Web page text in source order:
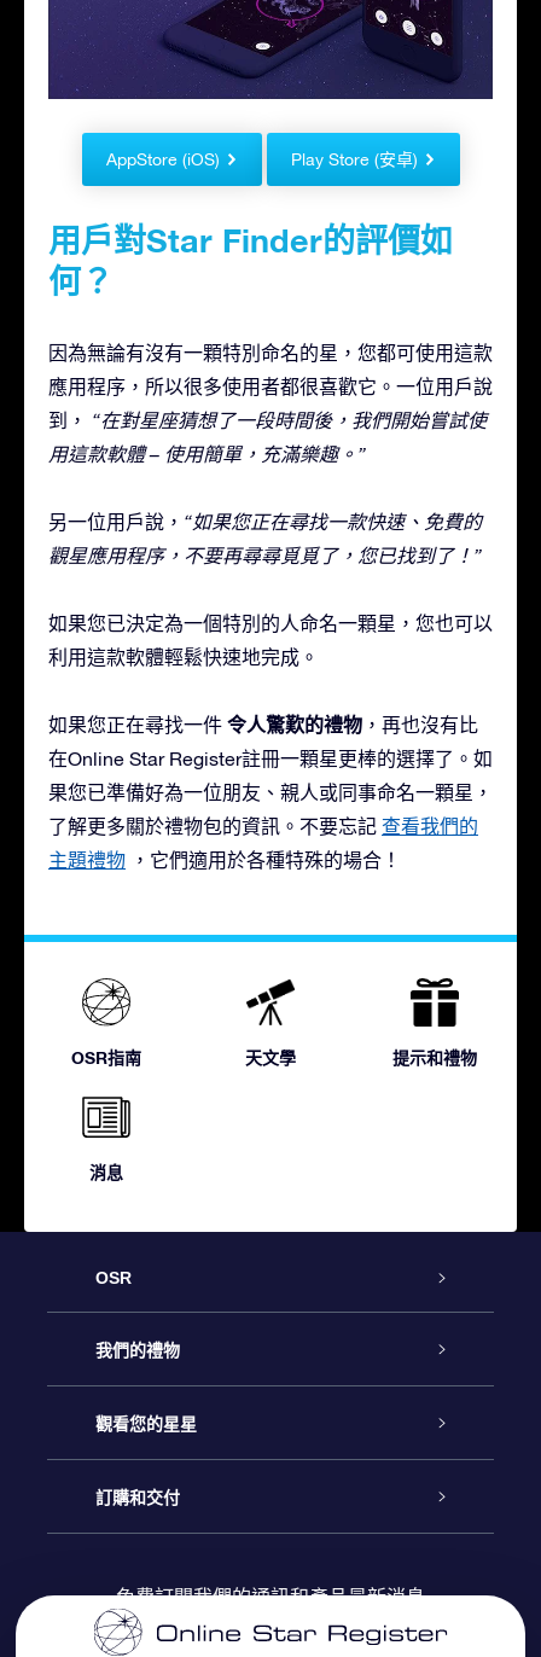
AppStore (iOS) Play Store (安卓)
用戶對Star Finder的評價如
何？
因為無論有沒有一顆特別命名的星，您都可使用這款
應用程序，所以很多使用者都很喜歡它。一位用戶說
到， “在對星座猜想了一段時間後，我們開始嘗試使
用這款軟體 – 使用簡單，充滿樂趣。”
另一位用戶說， “如果您正在尋找一款快速、免費的
觀星應用程序，不要再尋尋覓覓了，您已找到了！”
如果您已決定為一個特別的人命名一顆星，您也可以
利用這款軟體輕鬆快速地完成。
如果您正在尋找一件 令人驚歎的禮物 ，再也沒有比
在Online Star Register註冊一顆星更棒的選擇了。如
果您已準備好為一位朋友、親人或同事命名一顆星，
了解更多關於禮物包的資訊。不要忘記 查看我們的
主題禮物 ，它們適用於各種特殊的場合！
OSR指南 天文學 提示和禮物
消息
OSR
客戶服務
聯繫我們
博客
評論
我們的禮物
Online Star禮物
OSR禮物包
OSR 禮物卡
觀看您的星星
星星注册
個性化的Star Page
訂購和交付
付款資訊
免費訂閱我們的通訊和產品最新消息